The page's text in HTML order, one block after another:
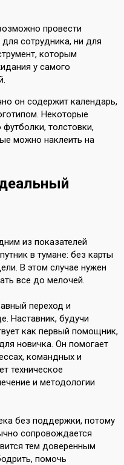
провести
сотрудника, ни для
которым
у самого
он содержит календарь,
Некоторые
толстовки,
можно наклеить на
из показателей
в тумане: без карты
В этом случае нужен
все до мелочей.
переход и
Наставник, будучи
как первый помощник,
новичка. Он помогает
командных и
техническое
и методологии
без поддержки, потому
сопровождается
тем доверенным
помочь